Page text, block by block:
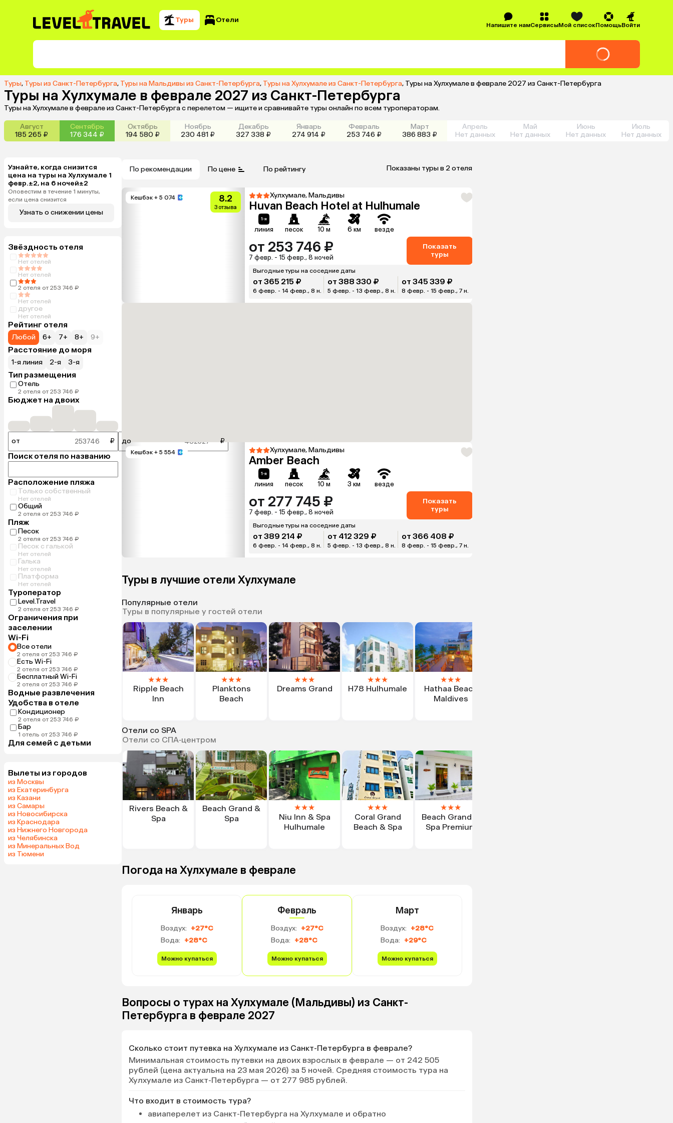
Туры Отели
Напишите намСервисыМой списокПомощьВойти
Туры, Туры из Санкт-Петербурга, Туры на Мальдивы из Санкт-Петербурга, Туры на Хулхумале из Санкт-Петербурга, Туры на Хулхумале в феврале 2027 из Санкт-Петербурга
Туры на Хулхумале в феврале 2027 из Санкт-Петербурга
Туры на Хулхумале в феврале из Санкт-Петербурга с перелетом — ищите и сравнивайте туры онлайн по всем туроператорам.
Август
185 265 ₽
Сентябрь
176 344 ₽
Октябрь
194 580 ₽
Ноябрь
230 481 ₽
Декабрь
327 338 ₽
Январь
274 914 ₽
Февраль
253 746 ₽
Март
386 883 ₽
Апрель
Нет данных
Май
Нет данных
Июнь
Нет данных
Июль
Нет данных
Узнайте, когда снизится
цена на туры на Хулхумале 1
февр.±2, на 6 ночей±2
Оповестим в течение 1 минуты,
если цена снизится
Узнать о снижении цены
Звёздность отеля
Нет отелей
Нет отелей
2 отеля от 253 746 ₽
Нет отелей
другое
Нет отелей
Рейтинг отеля
Любой 6+ 7+ 8+ 9+
Расстояние до моря
1-я линия 2-я 3-я
Тип размещения
Отель
2 отеля от 253 746 ₽
Бюджет на двоих
от ₽ до ₽
Поиск отеля по названию
Расположение пляжа
Только собственный
Нет отелей
Общий
2 отеля от 253 746 ₽
Пляж
Песок
2 отеля от 253 746 ₽
Песок с галькой
Нет отелей
Галька
Нет отелей
Платформа
Нет отелей
Туроператор
Level.Travel
2 отеля от 253 746 ₽
Ограничения при
заселении
Wi-Fi
Все отели
2 отеля от 253 746 ₽
Есть Wi-Fi
2 отеля от 253 746 ₽
Бесплатный Wi-Fi
2 отеля от 253 746 ₽
Водные развлечения
Удобства в отеле
Кондиционер
2 отеля от 253 746 ₽
Бар
1 отель от 253 746 ₽
Для семей с детьми
Вылеты из городов
из Москвы
из Екатеринбурга
из Казани
из Самары
из Новосибирска
из Краснодара
из Нижнего Новгорода
из Челябинска
из Минеральных Вод
из Тюмени
По рекомендации По цене По рейтингу Показаны туры в 2 отеля
Кешбэк + 5 074 8.2
3 отзыва
Хулхумале, Мальдивы
Huvan Beach Hotel at Hulhumale
линия песок 10 м 6 км везде
от 253 746 ₽
7 февр. - 15 февр., 8 ночей
Показать
туры
Выгодные туры на соседние даты
от 365 215 ₽
6 февр. - 14 февр., 8 н.
от 388 330 ₽
5 февр. - 13 февр., 8 н.
от 345 339 ₽
8 февр. - 15 февр., 7 н.
Кешбэк + 5 554 Хулхумале, Мальдивы
Amber Beach
линия песок 10 м 3 км везде
от 277 745 ₽
7 февр. - 15 февр., 8 ночей
Показать
туры
Выгодные туры на соседние даты
от 389 214 ₽
6 февр. - 14 февр., 8 н.
от 412 329 ₽
5 февр. - 13 февр., 8 н.
от 366 408 ₽
8 февр. - 15 февр., 7 н.
Туры в лучшие отели Хулхумале
Популярные отели
Туры в популярные у гостей отели
★★★
Ripple Beach
Inn
★★★
Planktons
Beach
★★★
Dreams Grand
★★★
H78 Hulhumale
★★★
Hathaa Beach
Maldives
Отели со SPA
Отели со СПА‑центром
Rivers Beach &
Spa
Beach Grand &
Spa
★★★
Niu Inn & Spa
Hulhumale
★★★
Coral Grand
Beach & Spa
★★★
Beach Grand &
Spa Premium
Погода на Хулхумале в феврале
Январь
Воздух: +27°C
Вода: +28°C
Можно купаться
Февраль
Воздух: +27°C
Вода: +28°C
Можно купаться
Март
Воздух: +28°C
Вода: +29°C
Можно купаться
Вопросы о турах на Хулхумале (Мальдивы) из Санкт-
Петербурга в феврале 2027
Сколько стоит путевка на Хулхумале из Санкт-Петербурга в феврале?
Минимальная стоимость путевки на двоих взрослых в феврале — от 242 505
рублей (цена актуальна на 23 мая 2026) за 5 ночей. Средняя стоимость тура на
Хулхумале из Санкт-Петербурга — от 277 985 рублей.
Что входит в стоимость тура?
авиаперелет из Санкт-Петербурга на Хулхумале и обратно